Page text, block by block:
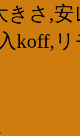
きさ,
koff,